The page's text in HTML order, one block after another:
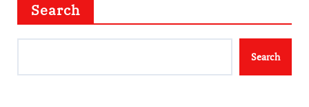
Search
Search